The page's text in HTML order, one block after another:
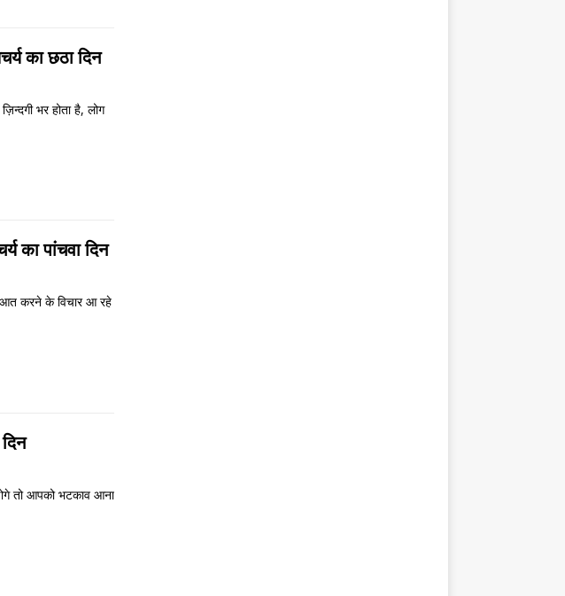
का छठा दिन
भर होता है, लोग
का पांचवा दिन
करने के विचार आ रहे
तो आपको भटकाव आना